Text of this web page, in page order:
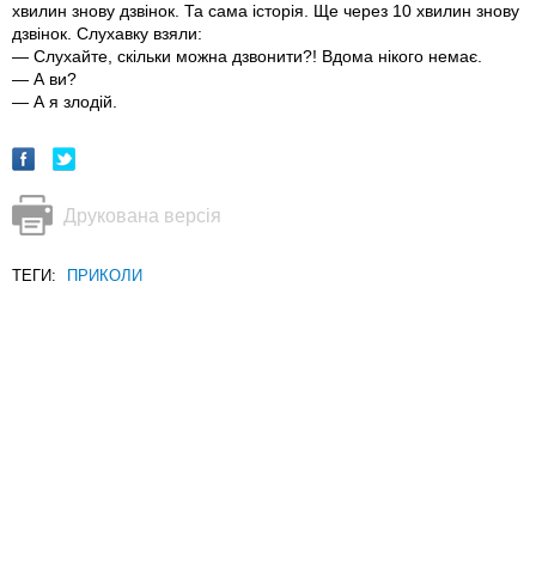
хвилин знову дзвінок. Та сама історія. Ще через 10 хвилин знову
дзвiнок. Слухавку взяли:
— Слухайте, скільки можна дзвонити?! Вдома нікого немає.
— А ви?
— А я злодій.
Друкована версія
ТЕГИ: ПРИКОЛИ